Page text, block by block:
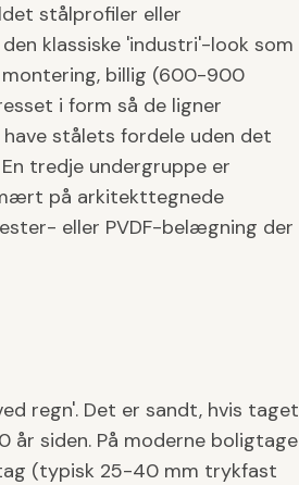
stålprofiler eller
klassiske 'industri'-look som
montering, billig (600-900
i form så de ligner
stålets fordele uden det
tredje undergruppe er
på arkitekttegnede
eller PVDF-belægning der
regn'. Det er sandt, hvis taget
siden. På moderne boligtage
(typisk 25-40 mm trykfast